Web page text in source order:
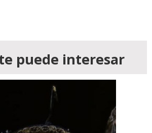
puede interesar